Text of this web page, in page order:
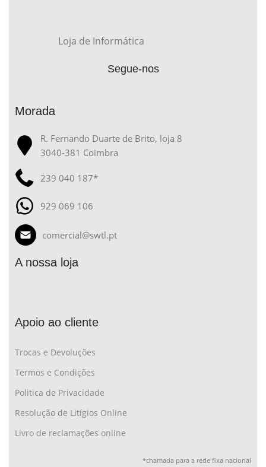
Loja de Informática
Segue-nos
Morada
R. Fernando Duarte de Brito, loja 8
3040-381 Coimbra
239 040 187*
929 069 106
comercial@swtl.pt
A nossa loja
Apoio ao cliente
Trocas e Devoluções
Termos e Condições
Politica de Privacidade
Resolução de Litígios Online
Livro de reclamações online
*chamada para a rede fixa nacional